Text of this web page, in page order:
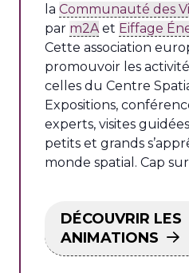
la Communauté des
par m2A et Eiffage
Cette association
promouvoir les
celles du Centre
Expositions,
experts, visites
petits et grands
monde spatial. Cap sur
DÉCOUVRIR LES
ANIMATIONS